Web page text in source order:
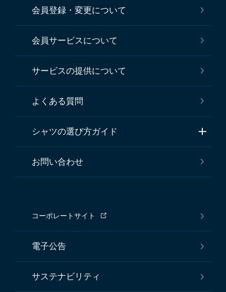
会員登録・変更について
会員サービスについて
サービスの提供について
よくある質問
シャツの選び方ガイド
お問い合わせ
コーポレートサイト
電子公告
サステナビリティ